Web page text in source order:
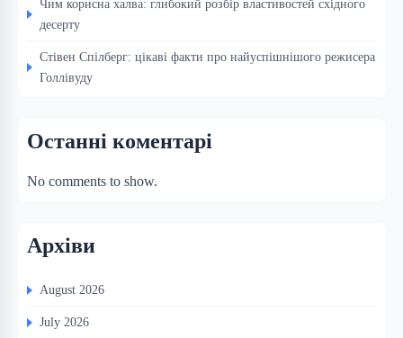
Чим корисна халва: глибокий розбір властивостей східного
десерту
Стівен Спілберг: цікаві факти про найуспішнішого режисера
Голлівуду
Останні коментарі
No comments to show.
Архіви
August 2026
July 2026